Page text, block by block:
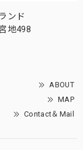
ンド
地498
ABOUT
MAP
Contact＆Mail